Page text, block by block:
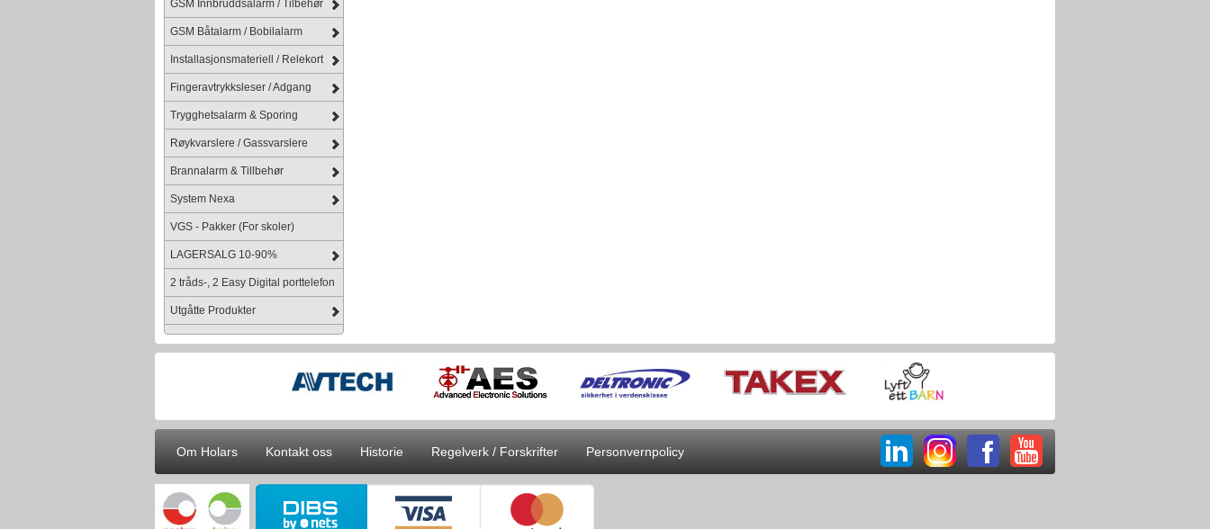
GSM Innbruddsalarm / Tilbehør
GSM Båtalarm / Bobilalarm
Installasjonsmateriell / Relekort
Fingeravtrykksleser / Adgang
Trygghetsalarm & Sporing
Røykvarslere / Gassvarslere
Brannalarm & Tillbehør
System Nexa
VGS - Pakker (For skoler)
LAGERSALG 10-90%
2 tråds-, 2 Easy Digital porttelefon
Utgåtte Produkter
Om Holars Kontakt oss Historie Regelverk / Forskrifter Personvernpolicy